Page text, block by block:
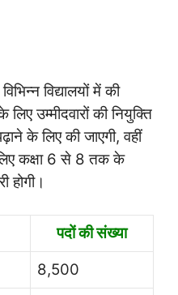
विद्यालयों में की
उम्मीदवारों की नियुक्ति
के लिए की जाएगी, वहीं
कक्षा 6 से 8 तक के
होगी।
पदों की संख्या
8,500